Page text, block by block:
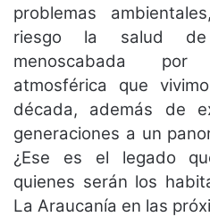
problemas
riesgo la salud
menoscabada
atmosférica que
década, además de
generaciones a un
¿Ese es el legado
quienes serán los
La Araucanía en las